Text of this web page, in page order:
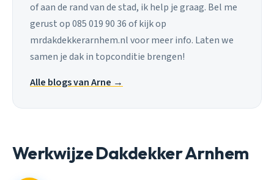
of aan de rand van de stad, ik help je graag. Bel me
gerust op 085 019 90 36 of kijk op
mrdakdekkerarnhem.nl voor meer info. Laten we
samen je dak in topconditie brengen!
Alle blogs van Arne →
Werkwijze Dakdekker Arnhem